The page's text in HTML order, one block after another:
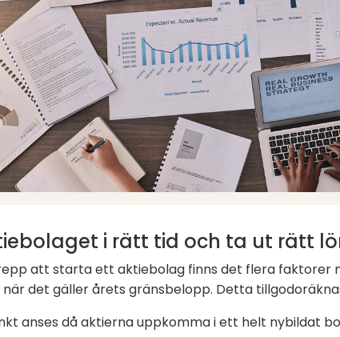
i rätt tid och ta ut rätt
att starta ett aktiebolag finns det flera faktorer
när det gäller årets gränsbelopp. Detta
anses då aktierna uppkomma i ett helt nybildat